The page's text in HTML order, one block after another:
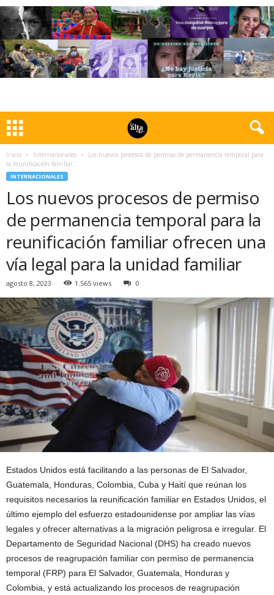
Inicio Internacionales
Los nuevos procesos de permiso de permanencia temporal para
la reunificación familiar...
INTERNACIONALES
Los nuevos procesos de permiso
de permanencia temporal para la
reunificación familiar ofrecen una
vía legal para la unidad familiar
agosto 8, 2023 1.565 views 0
Estados Unidos está facilitando a las personas de El Salvador,
Guatemala, Honduras, Colombia, Cuba y Haití que reúnan los
requisitos necesarios la reunificación familiar en Estados Unidos, el
último ejemplo del esfuerzo estadounidense por ampliar las vías
legales y ofrecer alternativas a la migración peligrosa e irregular. El
Departamento de Seguridad Nacional (DHS) ha creado nuevos
procesos de reagrupación familiar con permiso de permanencia
temporal (FRP) para El Salvador, Guatemala, Honduras y
Colombia, y está actualizando los procesos de reagrupación